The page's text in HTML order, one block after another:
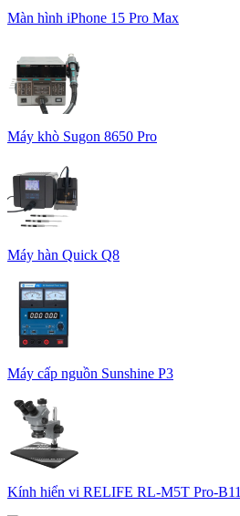
Màn hình iPhone 15 Pro Max
Máy khò Sugon 8650 Pro
Máy hàn Quick Q8
Máy cấp nguồn Sunshine P3
Kính hiển vi RELIFE RL-M5T Pro-B11